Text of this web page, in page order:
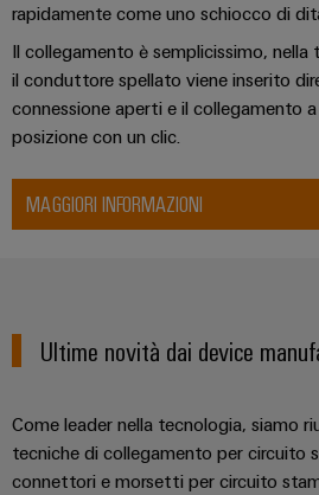
rapidamente come uno schiocco di
Il collegamento è semplicissimo, nella
il conduttore spellato viene inserito
connessione aperti e il collegamento
posizione con un clic.
MAGGIORI INFORMAZIONI
Ultime novità dai device
Come leader nella tecnologia, siamo
tecniche di collegamento per circuito
connettori e morsetti per circuito